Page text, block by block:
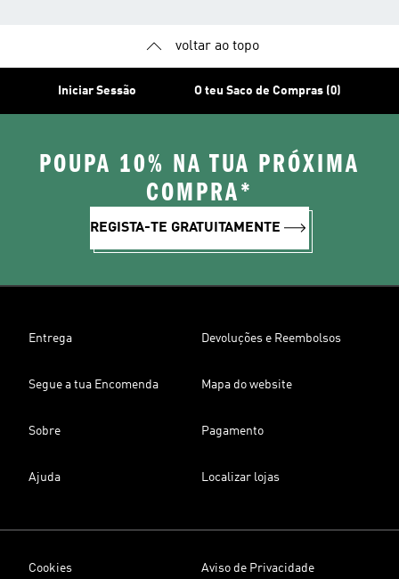
voltar ao topo
Iniciar Sessão O teu Saco de Compras (0)
POUPA 10% NA TUA PRÓXIMA
COMPRA*
REGISTA-TE GRATUITAMENTE
Entrega Devoluções e Reembolsos
Segue a tua Encomenda Mapa do website
Sobre Pagamento
Ajuda Localizar lojas
Cookies Aviso de Privacidade